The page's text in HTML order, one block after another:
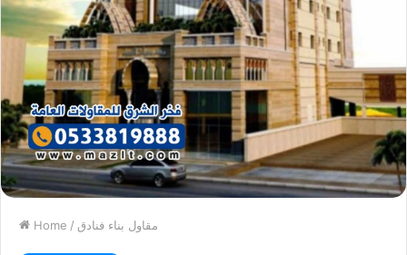
Home / مقاول بناء فنادق